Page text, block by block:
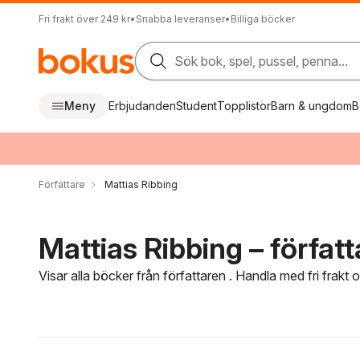
Fri frakt över 249 kr• Snabba leveranser• Billiga böcker
Sök bok, spel, pussel, penna...
Meny ErbjudandenStudentTopplistorBarn & ungdom
Författare Mattias Ribbing
Mattias Ribbing –
Visar alla böcker från författaren . Handla med fri frakt